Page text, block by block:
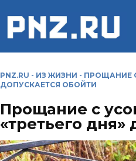
PNZ.RU - ИЗ ЖИЗНИ - ПРОЩАНИЕ
ДОПУСКАЕТСЯ ОБОЙТИ
Прощание с
«третьего дня»